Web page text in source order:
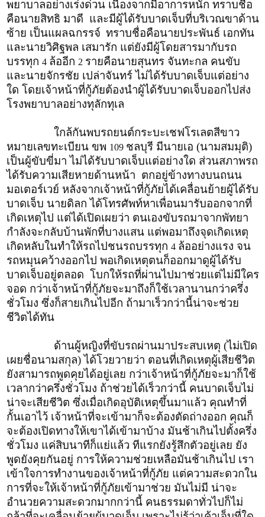
พยาบาลอย่างเร่งด่วน เนื่องจากมีอาการหนัก ทราบชื่อ
คือนายสิทธิ มาดี และมีผู้ได้รับบาดเจ็บที่บริเวณขาด้าน
ซ้าย เป็นแผลฉกรรจ์ ทราบชื่อคือนายประพันธ์ เอกทัน
และนายวิศิฐพล เสมารัก แต่ยังมีผู้โดยสารมากับรถ
บรรทุก 4 ล้ออีก 2 รายคือนายสุนทร จันทะกล คนขับ
และนายจักรชัย เปล่าจันทร์ ไม่ได้รับบาดเจ็บแต่อย่าง
ใด โดยเจ้าหน้าที่กู้ภัยต้องนำผู้ได้รับบาดเจ็บออกไปส่ง
โรงพยาบาลอย่างทุลักทุเล
ใกล้กันพบรถยนต์กระบะเชฟโรเลตสีขาว
หมายเลขทะเบียน ขพ 109 ชลบุรี มีนายเอ (นามสมมุติ)
เป็นผู้ขับขี่มา ไม่ได้รับบาดเจ็บแต่อย่างใด ส่วนสภาพรถ
ได้รับความเสียหายด้านหน้า ตกอยู่ข้างทางบนถนน
มอเตอร์เวย์ หลังจากเจ้าหน้าที่กู้ภัยได้เคลื่อนย้ายผู้ได้รับ
บาดเจ็บ นายดิลก ได้โทรศัพท์หาเพื่อนมารับออกจากที่
เกิดเหตุไป แต่ได้เปิดเผยว่า ตนเองขับรถมาจากพัทยา
กำลังจะกลับบ้านพักที่บางแสน แต่พอมาถึงจุดเกิดเหตุ
เกิดหลับในทำให้รถไปชนรถบรรทุก 4 ล้ออย่างแรง จน
รถหมุนคว้างออกไป พอเกิดเหตุตนก็ออกมาดูผู้ได้รับ
บาดเจ็บอยู่ตลอด โบกให้รถที่ผ่านไปมาช่วยแต่ไม่มีใคร
จอด กว่าเจ้าหน้าที่กู้ภัยจะมาถึงก็ใช้เวลานานกว่าครึ่ง
ชั่วโมง ซึ่งก็สายเกินไปอีก ถ้ามาเร็วกว่านี้น่าจะช่วย
ชีวิตได้ทัน
ด้านผู้หญิงที่ขับรถผ่านมาประสบเหตุ (ไม่เปิด
เผยชื่อนามสกุล) ได้โวยวายว่า ตอนที่เกิดเหตุผู้เสียชีวิต
ยังสามารถพูดคุยได้อยู่เลย กว่าเจ้าหน้าที่กู้ภัยจะมาก็ใช้
เวลากว่าครึ่งชั่วโมง ถ้าช่วยได้เร็วกว่านี้ คนบาดเจ็บไม่
น่าจะเสียชีวิต ซึ่งเมื่อเกิดอุบัติเหตุขึ้นมาแล้ว คุณทำที่
กั้นเอาไว้ เจ้าหน้าที่จะเข้ามาก็จะต้องตัดถ่างออก คุณก็
จะต้องเปิดทางให้เขาได้เข้ามาบ้าง มันช้าเกินไปตั้งครึ่ง
ชั่วโมง แค่สิบนาทีก็แย่แล้ว ทีแรกยังรู้สึกตัวอยู่เลย ยัง
พูดยังคุยกันอยู่ การให้ความช่วยเหลือมันช้าเกินไป เรา
เข้าใจการทำงานของเจ้าหน้าที่กู้ภัย แต่ความสะดวกใน
การที่จะให้เจ้าหน้าที่กู้ภัยเข้ามาช่วย มันไม่มี น่าจะ
อำนวยความสะดวกมากกว่านี้ คนธรรมดาทั่วไปก็ไม่